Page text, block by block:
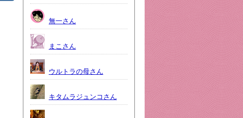
無一さん
まこさん
ウルトラの母さん
キタムラジュンコさん